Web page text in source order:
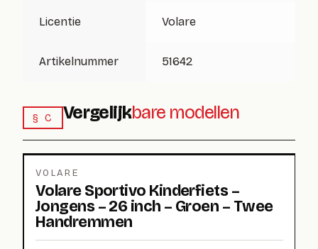
Licentie Volare
Artikelnummer 51642
§ C Vergelijkbare modellen
VOLARE
Volare Sportivo Kinderfiets –
Jongens – 26 inch – Groen – Twee
Handremmen